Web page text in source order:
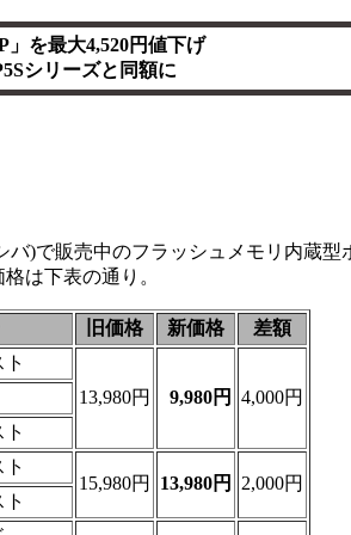
」を最大4,520円値下げ
シリーズと同額に
バ)で販売中のフラッシュメモリ内蔵型
は下表の通り。
旧価格 新価格 差額
13,980円
9,980円 4,000円
15,980円
13,980円
2,000円